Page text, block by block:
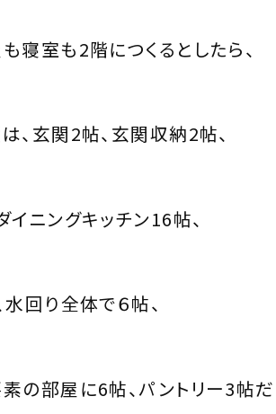
寝室も2階につくるとしたら、
、玄関2帖、玄関収納2帖、
イニングキッチン16帖、
回り全体で６帖、
の部屋に6帖、パントリー3帖